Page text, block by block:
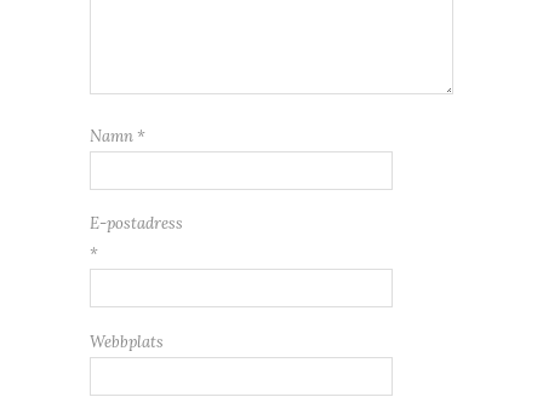
Namn *
E-postadress
*
Webbplats